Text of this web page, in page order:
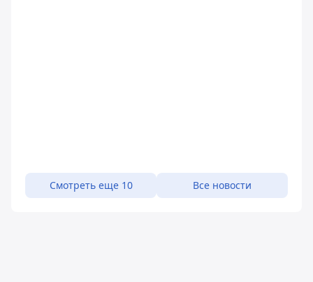
Смотреть еще 10 Все новости